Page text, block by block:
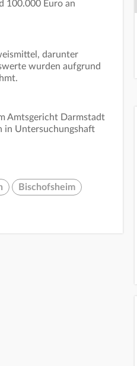
100.000 Euro an
darunter
wurden aufgrund
Amtsgericht Darmstadt
in Untersuchungshaft
Bischofsheim